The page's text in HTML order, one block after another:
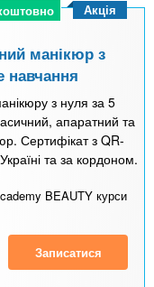
манікюр з
навчання
з нуля за 5
апаратний та
Сертифікат з QR-
та за кордоном.
BEAUTY курси
Акція
Записатися